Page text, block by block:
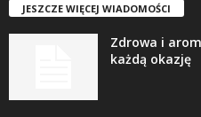
JESZCZE WIĘCEJ WIADOMOŚCI
Zdrowa i
każdą okazję